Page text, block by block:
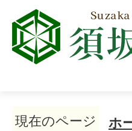
現在のページ ホ